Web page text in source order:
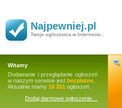
Najpewniej.pl
Twoje ogłoszenia w Internecie..
Witamy
Dodawanie i przeglądanie ogłoszeń
w naszym serwisie jest bezpłatne.
Aktualnie mamy 16 251 ogłoszeń.
Dodaj darmowe ogłoszenie…